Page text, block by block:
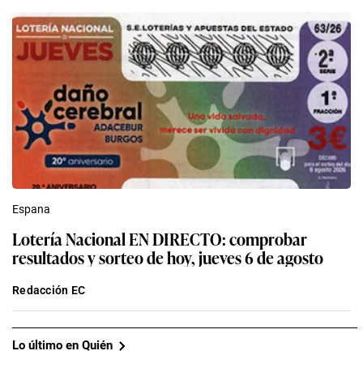
Espana
Lotería Nacional EN DIRECTO: comprobar
resultados y sorteo de hoy, jueves 6 de agosto
Redacción EC
Lo último en Quién